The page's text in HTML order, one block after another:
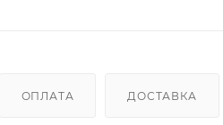
ОПЛАТА ДОСТАВКА